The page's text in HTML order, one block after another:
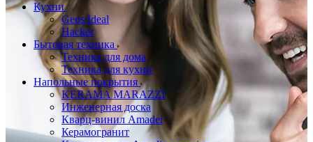
Кухни
Geos Ideal
Hacker
Бытовая техника
Техника для дома
Техника для кухни
Напольные покрытия
KERAMA MARAZZI
Инженерная доска
Кварц-винил Amadei
Керамогранит